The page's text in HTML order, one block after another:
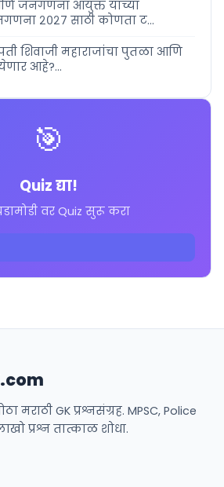
जनगणना आयुक्त यांच्या
२०२७ साठी कोणता ट...
शिवाजी महाराजांचा पुतळा आणि
आहे?...
🎯
Quiz द्या!
वर Quiz सुरू करा
मराठी GK प्रश्नसंग्रह. MPSC, Police
प्रश्न तात्काळ शोधा.